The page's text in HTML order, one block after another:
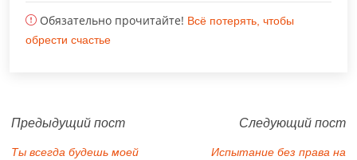
Обязательно прочитайте! Всё потерять, чтобы
обрести счастье
Предыдущий пост
Ты всегда будешь моей
Следующий пост
Испытание без права на